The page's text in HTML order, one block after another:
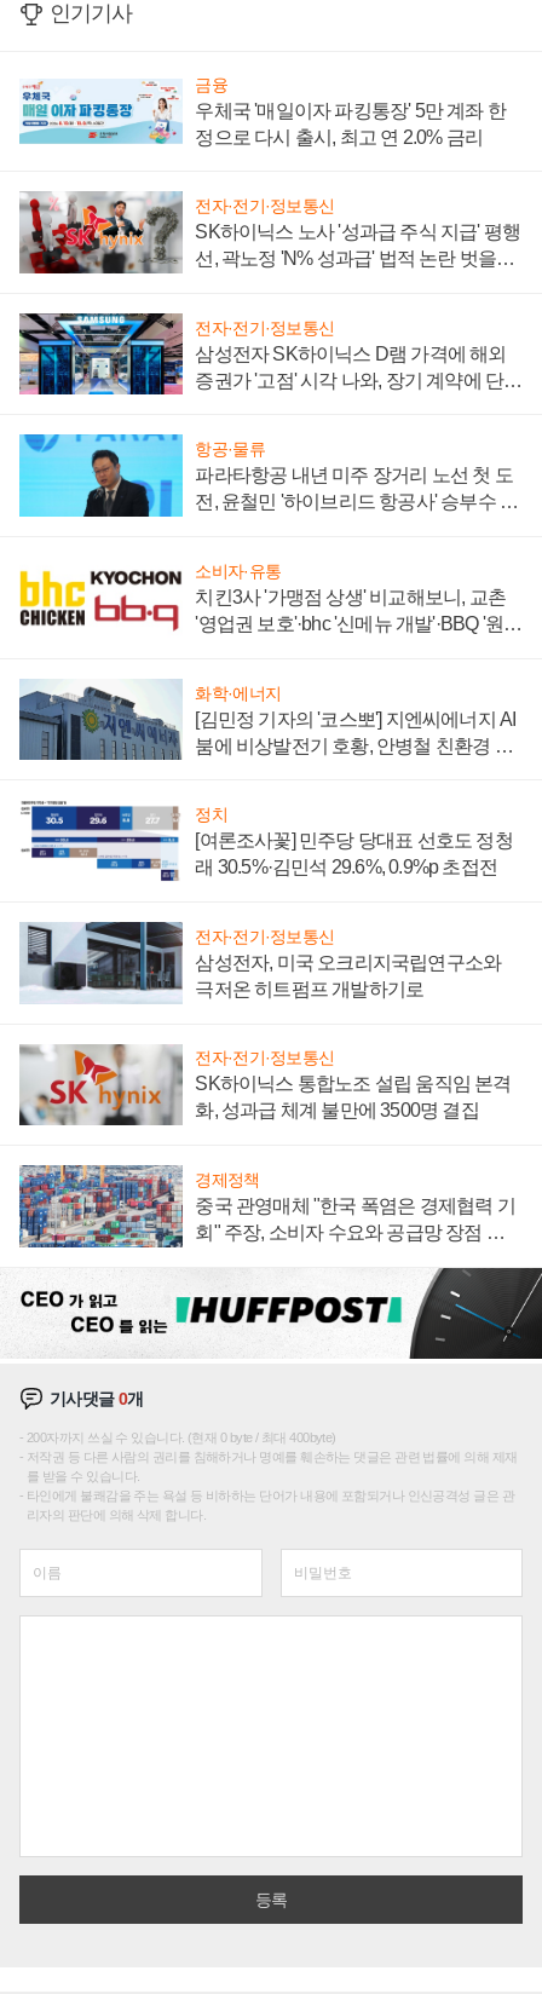
인기기사
금융
우체국 '매일이자 파킹통장' 5만 계좌 한
정으로 다시 출시, 최고 연 2.0% 금리
전자·전기·정보통신
SK하이닉스 노사 '성과급 주식 지급' 평행
선, 곽노정 'N% 성과급' 법적 논란 벗을지
전자·전기·정보통신
삼성전자 SK하이닉스 D램 가격에 해외
증권가 '고점' 시각 나와, 장기 계약에 단점
항공·물류
파라타항공 내년 미주 장거리 노선 첫 도
전, 윤철민 '하이브리드 항공사' 승부수 통
소비자·유통
치킨3사 '가맹점 상생' 비교해보니, 교촌
'영업권 보호'·bhc '신메뉴 개발'·BBQ '원가
화학·에너지
[김민정 기자의 '코스뽀'] 지엔씨에너지 AI
붐에 비상발전기 호황, 안병철 친환경 에
정치
[여론조사꽃] 민주당 당대표 선호도 정청
래 30.5%·김민석 29.6%, 0.9%p 초접전
전자·전기·정보통신
삼성전자, 미국 오크리지국립연구소와
극저온 히트펌프 개발하기로
전자·전기·정보통신
SK하이닉스 통합노조 설립 움직임 본격
화, 성과급 체계 불만에 3500명 결집
경제정책
중국 관영매체 "한국 폭염은 경제협력 기
회" 주장, 소비자 수요와 공급망 장점 강
기사댓글0개
200자까지 쓰실 수 있습니다. (현재 0 byte / 최대 400byte)
저작권 등 다른 사람의 권리를 침해하거나 명예를 훼손하는 댓글은 관련 법률에 의해 제재
를 받을 수 있습니다.
타인에게 불쾌감을 주는 욕설 등 비하하는 단어가 내용에 포함되거나 인신공격성 글은 관
리자의 판단에 의해 삭제 합니다.